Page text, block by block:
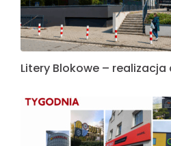
Litery Blokowe – realizacja